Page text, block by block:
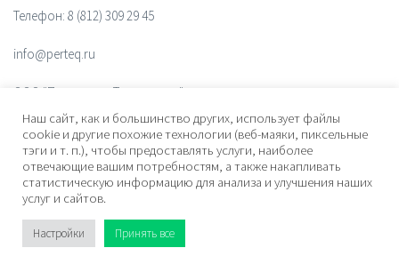
Телефон: 8 (812) 309 29 45
info@perteq.ru
ООО "Передовые Технологии"
ОГРН 1117847072628
Почтовый индекс 196006
Адрес: ул. Рощинская, дом 32, офис 201, лит. А. Санкт-Петербург,
Россия
Наш сайт, как и большинство других, использует файлы
cookie и другие похожие технологии (веб-маяки, пиксельные
тэги и т. п.), чтобы предоставлять услуги, наиболее
отвечающие вашим потребностям, а также накапливать
статистическую информацию для анализа и улучшения наших
услуг и сайтов.
Настройки Принять все